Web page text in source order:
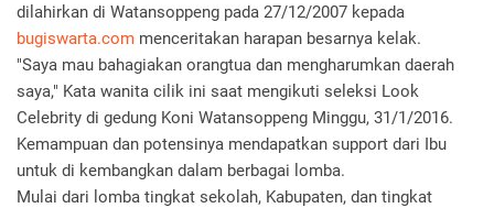
dilahirkan di Watansoppeng pada 27/12/2007 kepada
bugiswarta.com menceritakan harapan besarnya kelak.
"Saya mau bahagiakan orangtua dan mengharumkan daerah
saya," Kata wanita cilik ini saat mengikuti seleksi Look
Celebrity di gedung Koni Watansoppeng Minggu, 31/1/2016.
Kemampuan dan potensinya mendapatkan support dari Ibu
untuk di kembangkan dalam berbagai lomba.
Mulai dari lomba tingkat sekolah, Kabupaten, dan tingkat